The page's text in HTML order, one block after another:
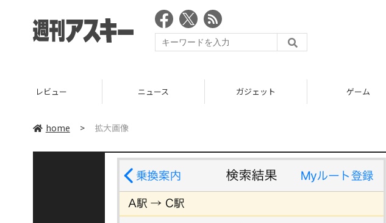
レビュー ニュース ガジェット ゲーム
home > 拡大画像